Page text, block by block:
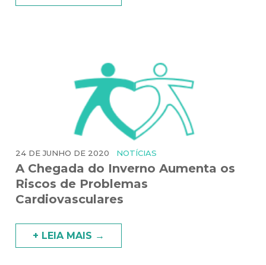
24 DE JUNHO DE 2020 NOTÍCIAS
A Chegada do Inverno Aumenta os
Riscos de Problemas
Cardiovasculares
+ LEIA MAIS →